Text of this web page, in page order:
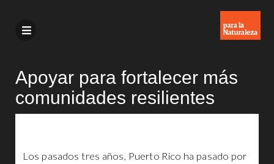
Apoyar para fortalecer más
comunidades resilientes
Los pasados tres años, Puerto Rico ha pasado por